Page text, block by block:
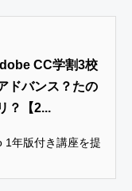
CC学割3校
ドバンス？たの
？【2...
1年版付き講座を提